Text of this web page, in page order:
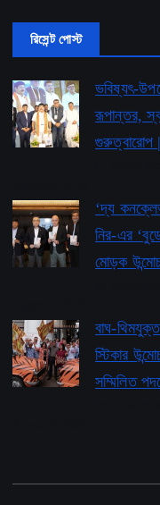
রিসেন্ট পোস্ট
ভবিষ্যৎ-
রূপান্তর,
গুরুত্বারোপ |
‘দ্য
নির-এর
মোড়ক
বাঘ-
স্টিকার
সম্মিলিত